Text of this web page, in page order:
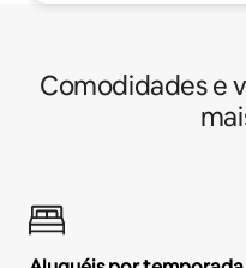
Comodidades e